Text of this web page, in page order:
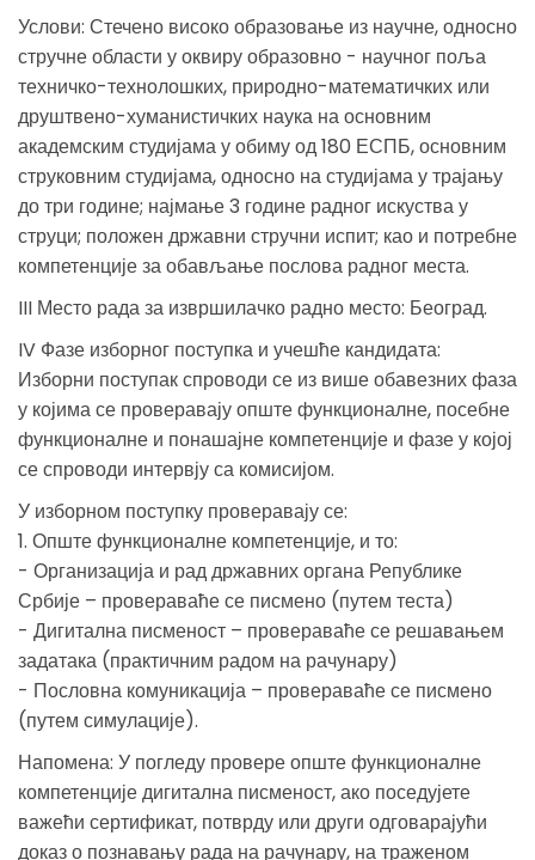
Услови: Стечено високо образовање из научне, односно
стручне области у оквиру образовно - научног поља
техничко-технолошких, природно-математичких или
друштвено-хуманистичких наука на основним
академским студијама у обиму од 180 ЕСПБ, основним
струковним студијама, односно на студијама у трајању
до три године; најмање 3 године радног искуства у
струци; положен државни стручни испит; као и потребне
компетенције за обављање послова радног места.
III Место рада за извршилачко радно место: Београд.
IV Фазе изборног поступка и учешће кандидата:
Изборни поступак спроводи се из више обавезних фаза
у којима се проверавају опште функционалне, посебне
функционалне и понашајне компетенције и фазе у којој
се спроводи интервју са комисијом.
У изборном поступку проверавају се:
1. Опште функционалне компетенције, и то:
- Организација и рад државних органа Републике
Србије – провераваће се писмено (путем теста)
- Дигитална писменост – провераваће се решавањем
задатака (практичним радом на рачунару)
- Пословна комуникација – провераваће се писмено
(путем симулације).
Напомена: У погледу провере опште функционалне
компетенције дигитална писменост, ако поседујете
важећи сертификат, потврду или други одговарајући
доказ о познавању рада на рачунару, на траженом